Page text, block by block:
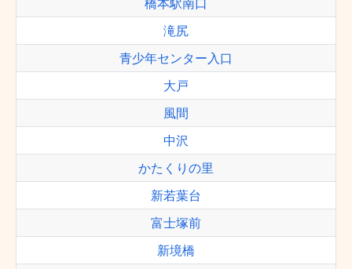
橋本駅南口
滝尻
青少年センター入口
大戸
風間
中沢
かたくりの里
新若葉台
富士塚前
新境橋